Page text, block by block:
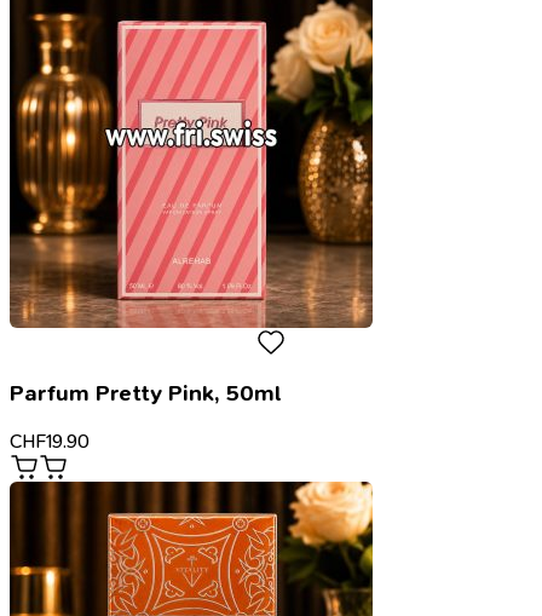
Parfum Pretty Pink, 50ml
CHF19.90